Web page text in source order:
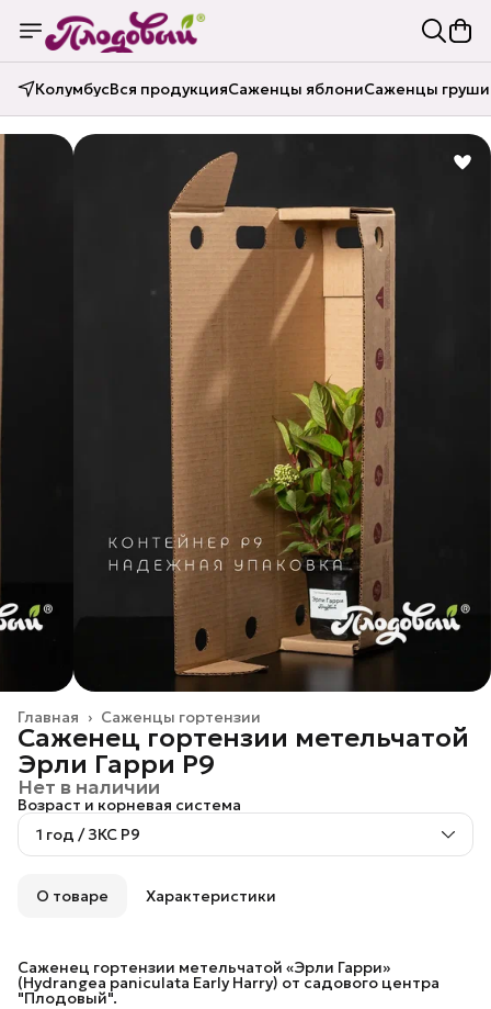
КолумбусВся продукцияСаженцы яблониСаженцы груши
Саженцы гортензии
Главная ›
Саженец гортензии метельчатой
Эрли Гарри P9
Нет в наличии
Возраст и корневая система
1 год / ЗКС P9
О товаре Характеристики
Саженец гортензии метельчатой «Эрли Гарри»
(Hydrangea paniculata Early Harry) от садового центра
"Плодовый".